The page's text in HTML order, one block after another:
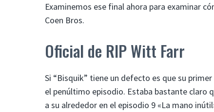
Examinemos ese final ahora para examinar
Coen Bros.
Oficial de RIP Witt Farr
Si “Bisquik” tiene un defecto es que su
el penúltimo episodio. Estaba bastante claro
a su alrededor en el episodio 9 «La mano